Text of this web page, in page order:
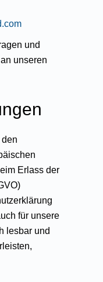
und
unseren
Erlass der
für unsere
lesbar und